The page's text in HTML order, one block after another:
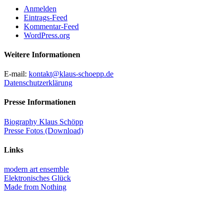
Anmelden
Eintrags-Feed
Kommentar-Feed
WordPress.org
Weitere Informationen
E-mail: kontakt@klaus-schoepp.de
Datenschutzerklärung
Presse Informationen
Biography Klaus Schöpp
Presse Fotos (Download)
Links
modern art ensemble
Elektronisches Glück
Made from Nothing